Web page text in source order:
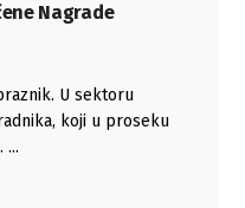
Nagrade
U sektoru
koji u proseku
...